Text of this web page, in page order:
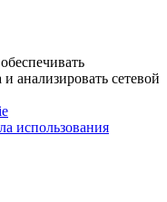
анализировать сетевой
использования